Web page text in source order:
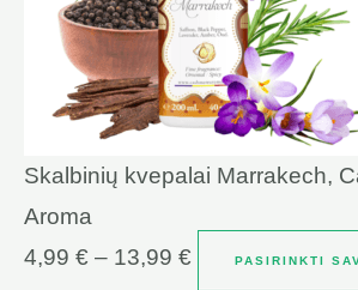
Skalbinių kvepalai Marrakech,
Aroma
4,99 € – 13,99 € PASIRINKTI